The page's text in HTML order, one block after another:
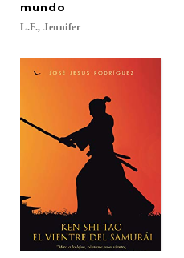
mundo
L.F., Jennifer